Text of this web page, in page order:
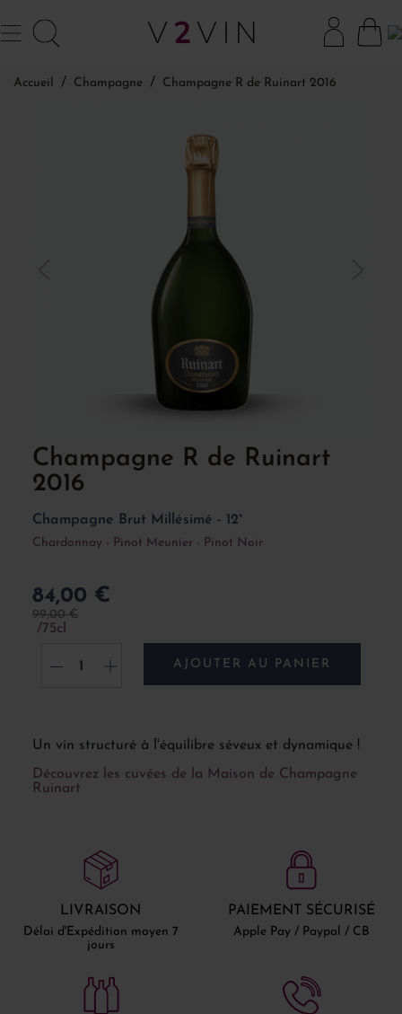
Accueil Champagne Champagne R de Ruinart 2016
Champagne R de Ruinart
2016
Champagne Brut Millésimé - 12°
Chardonnay - Pinot Meunier - Pinot Noir
84,00 €
99,00 €
75cl
- + AJOUTER AU PANIER
Un vin structuré à l'équilibre séveux et dynamique !
Découvrez les cuvées de la Maison de Champagne
Ruinart
LIVRAISON
Délai d'Expédition moyen 7
jours
PAIEMENT SÉCURISÉ
Apple Pay / Paypal / CB